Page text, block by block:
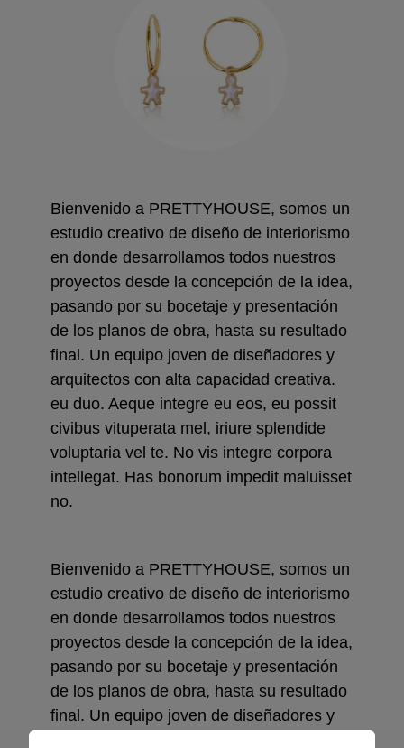
Bienvenido a PRETTYHOUSE, somos un
estudio creativo de diseño de interiorismo
en donde desarrollamos todos nuestros
proyectos desde la concepción de la idea,
pasando por su bocetaje y presentación
de los planos de obra, hasta su resultado
final. Un equipo joven de diseñadores y
arquitectos con alta capacidad creativa.
eu duo. Aeque integre eu eos, eu possit
civibus vituperata mel, iriure splendide
voluptaria vel te. No vis integre corpora
intellegat. Has bonorum impedit maluisset
no.
Bienvenido a PRETTYHOUSE, somos un
estudio creativo de diseño de interiorismo
en donde desarrollamos todos nuestros
proyectos desde la concepción de la idea,
pasando por su bocetaje y presentación
de los planos de obra, hasta su resultado
final. Un equipo joven de diseñadores y